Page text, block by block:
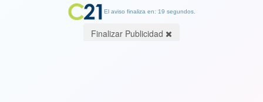
El aviso finaliza en: 19 segundos.
Finalizar Publicidad